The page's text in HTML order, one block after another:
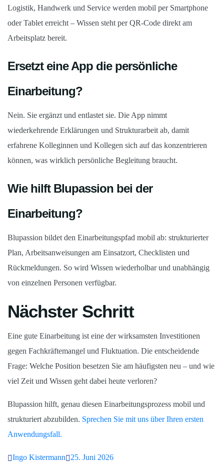
Logistik, Handwerk und Service werden mobil per Smartphone
oder Tablet erreicht – Wissen steht per QR-Code direkt am
Arbeitsplatz bereit.
Ersetzt eine App die persönliche
Einarbeitung?
Nein. Sie ergänzt und entlastet sie. Die App nimmt
wiederkehrende Erklärungen und Strukturarbeit ab, damit
erfahrene Kolleginnen und Kollegen sich auf das konzentrieren
können, was wirklich persönliche Begleitung braucht.
Wie hilft Blupassion bei der
Einarbeitung?
Blupassion bildet den Einarbeitungspfad mobil ab: strukturierter
Plan, Arbeitsanweisungen am Einsatzort, Checklisten und
Rückmeldungen. So wird Wissen wiederholbar und unabhängig
von einzelnen Personen verfügbar.
Nächster Schritt
Eine gute Einarbeitung ist eine der wirksamsten Investitionen
gegen Fachkräftemangel und Fluktuation. Die entscheidende
Frage: Welche Position besetzen Sie am häufigsten neu – und wie
viel Zeit und Wissen geht dabei heute verloren?
Blupassion hilft, genau diesen Einarbeitungsprozess mobil und
strukturiert abzubilden. Sprechen Sie mit uns über Ihren ersten
Anwendungsfall.
Ingo Kistermann 25. Juni 2026